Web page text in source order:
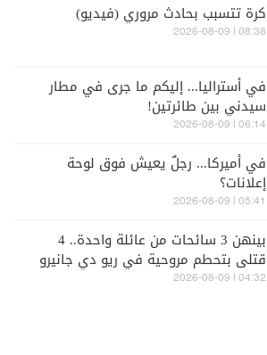
كرة تتسبب بحادث مروري (فيديو)
08:38 | 2026-08-09
في أستراليا... إليكم ما جرى في مطار
سيدني بين طائرتين!
06:14 | 2026-08-09
في أميركا... رجلٌ يعيش فوق لوحة
إعلانات؟
05:41 | 2026-08-09
بينهن 3 سائحات من عائلة واحدة.. 4
قتلى بتحطم مروحية في ريو دي جانيرو
04:32 | 2026-08-09